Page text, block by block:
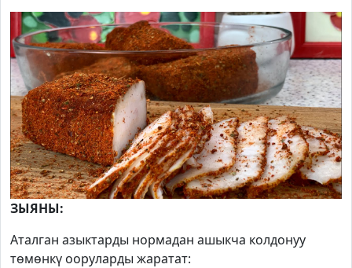
ЗЫЯНЫ:
Аталган азыктарды нормадан ашыкча колдонуу
төмөнкү ооруларды жаратат: